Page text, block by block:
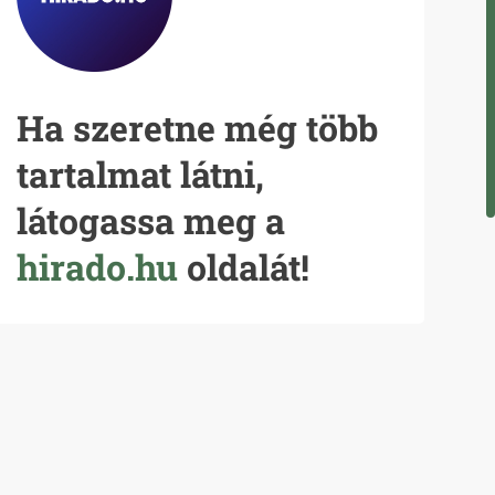
Ha szeretne még több
tartalmat látni,
látogassa meg a
hirado.hu oldalát!